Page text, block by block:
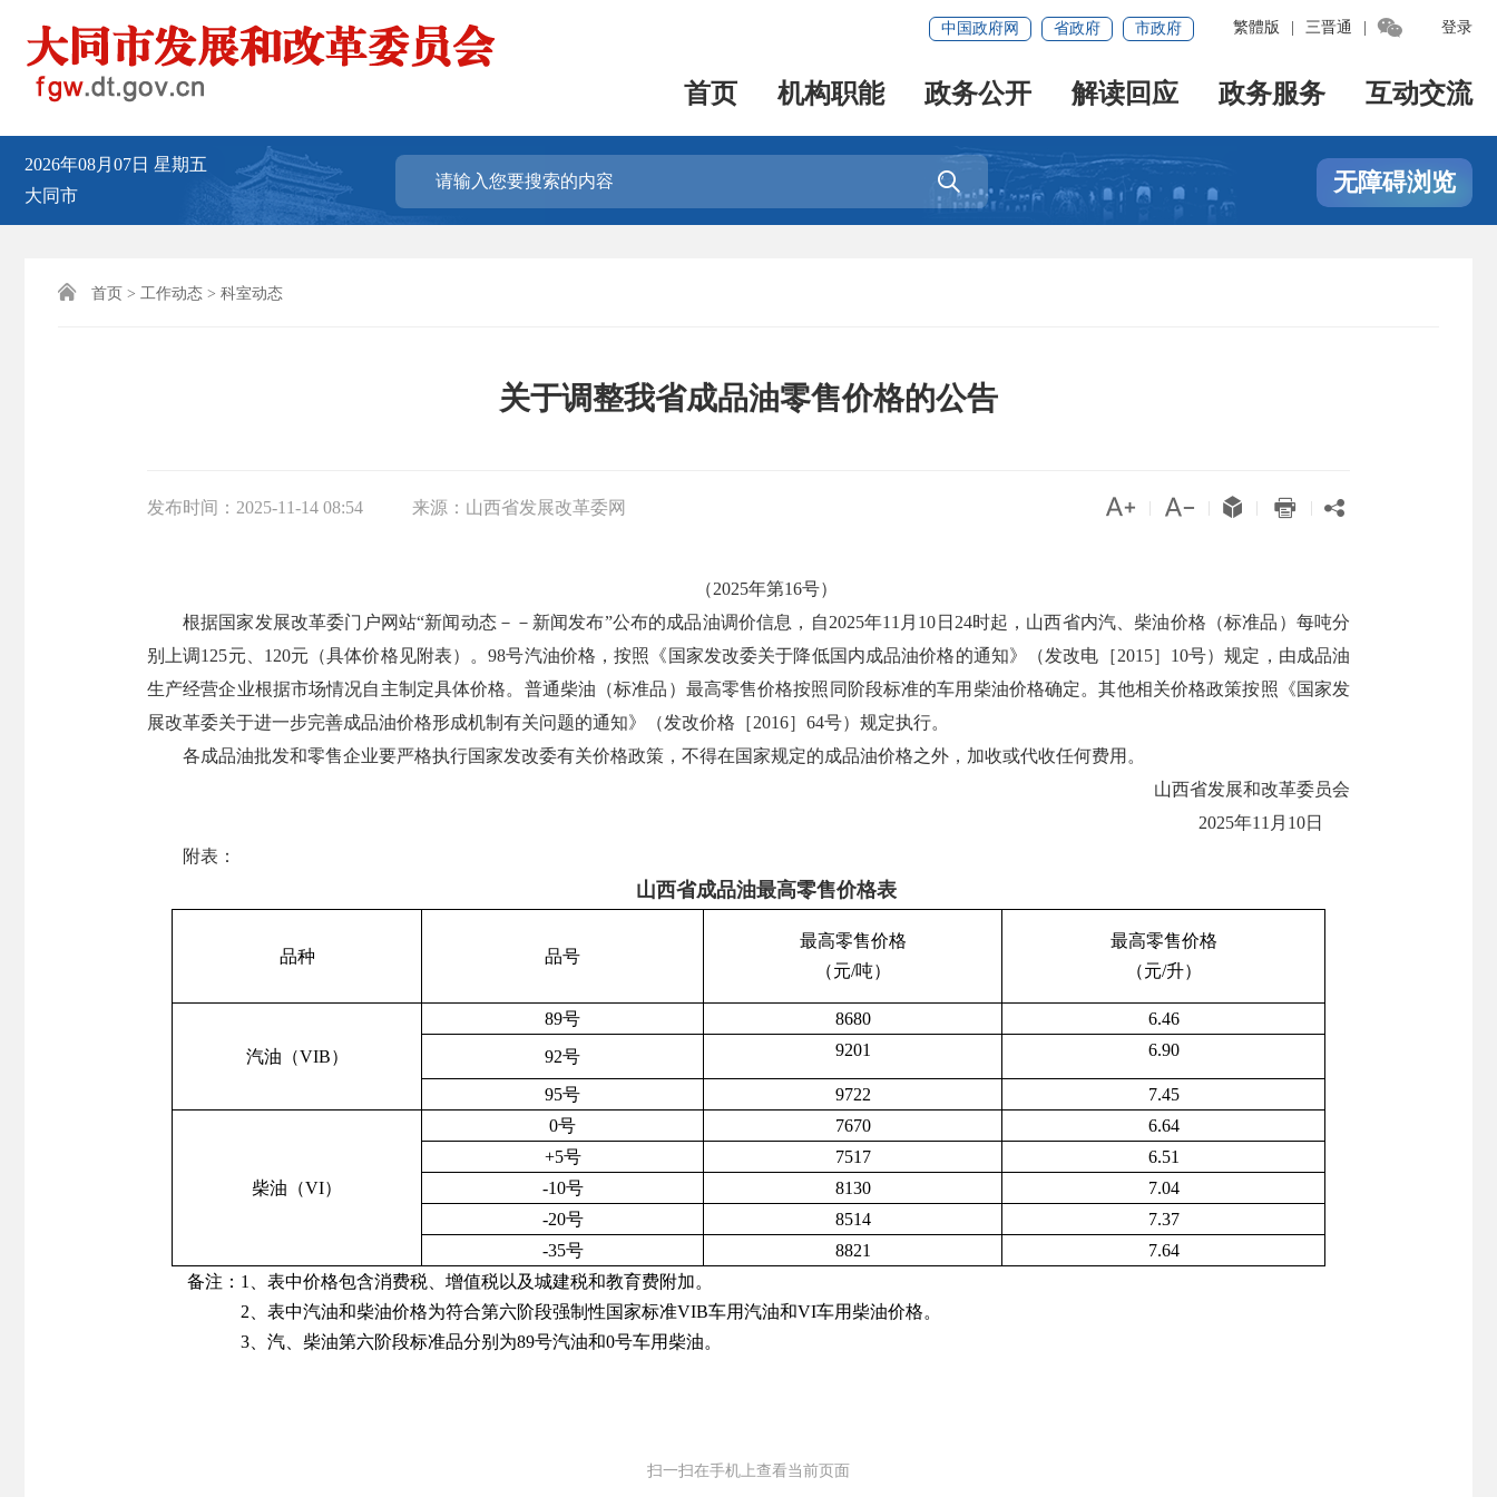
登录
繁體版 三晋通 
中国政府网 省政府 市政府
首页 机构职能 政务公开 解读回应 政务服务 互动交流
2026年08月07日 星期五
大同市
 无障碍浏览
 首页 > 工作动态 > 科室动态
关于调整我省成品油零售价格的公告
发布时间： 2025-11-14 08:54 来源： 山西省发展改革委网     
（2025年第16号）
根据国家发展改革委门户网站“新闻动态－－新闻发布”公布的成品油调价信息，自2025年11月10日24时起，山西省内汽、柴油价格（标准品）每吨分
别上调125元、120元（具体价格见附表）。98号汽油价格，按照《国家发改委关于降低国内成品油价格的通知》（发改电［2015］10号）规定，由成品油
生产经营企业根据市场情况自主制定具体价格。普通柴油（标准品）最高零售价格按照同阶段标准的车用柴油价格确定。其他相关价格政策按照《国家发
展改革委关于进一步完善成品油价格形成机制有关问题的通知》（发改价格［2016］64号）规定执行。
各成品油批发和零售企业要严格执行国家发改委有关价格政策，不得在国家规定的成品油价格之外，加收或代收任何费用。
山西省发展和改革委员会
2025年11月10日
附表：
山西省成品油最高零售价格表
品种 品号
最高零售价格
（元/吨）
最高零售价格
（元/升）
汽油（VIB）
89号 8680
6.46
92号
9201 6.90
95号 9722 7.45
柴油（VI）
0号 7670
6.64
+5号
7517
6.51
-10号
8130
7.04
-20号
8514
7.37
-35号
8821
7.64
备注：1、表中价格包含消费税、增值税以及城建税和教育费附加。
2、表中汽油和柴油价格为符合第六阶段强制性国家标准VIB车用汽油和VI车用柴油价格。
3、汽、柴油第六阶段标准品分别为89号汽油和0号车用柴油。
扫一扫在手机上查看当前页面